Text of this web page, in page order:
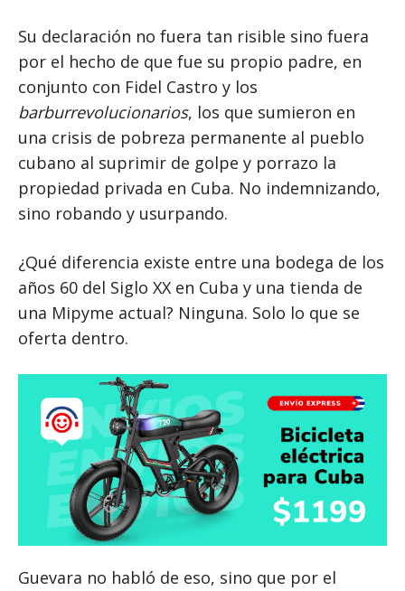
Su declaración no fuera tan risible sino fuera
por el hecho de que fue su propio padre, en
conjunto con Fidel Castro y los
barburrevolucionarios, los que sumieron en
una crisis de pobreza permanente al pueblo
cubano al suprimir de golpe y porrazo la
propiedad privada en Cuba. No indemnizando,
sino robando y usurpando.
¿Qué diferencia existe entre una bodega de los
años 60 del Siglo XX en Cuba y una tienda de
una Mipyme actual? Ninguna. Solo lo que se
oferta dentro.
Guevara no habló de eso, sino que por el